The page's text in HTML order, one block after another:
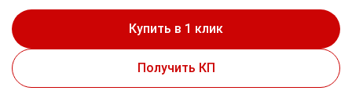
Купить в 1 клик
Получить КП